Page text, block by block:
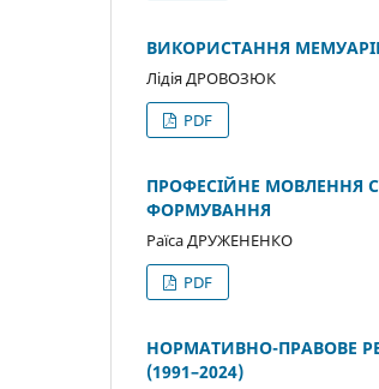
ВИКОРИСТАННЯ
Лідія ДРОВОЗЮК
PDF
ПРОФЕСІЙНЕ МОВЛЕННЯ
ФОРМУВАННЯ
Раїса ДРУЖЕНЕНКО
PDF
НОРМАТИВНО-ПРАВОВЕ
(1991–2024)